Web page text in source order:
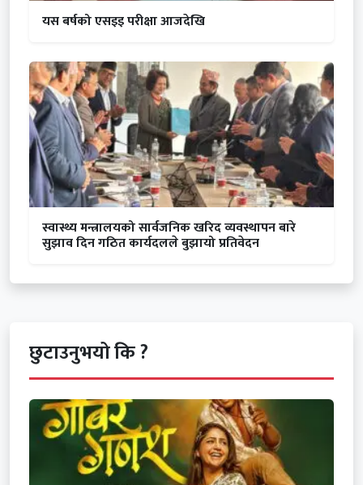
यस बर्षको एसइइ परीक्षा आजदेखि
स्वास्थ्य मन्त्रालयको सार्वजनिक खरिद व्यवस्थापन बारे
सुझाव दिन गठित कार्यदलले बुझायो प्रतिवेदन
छुटाउनुभयो कि ?